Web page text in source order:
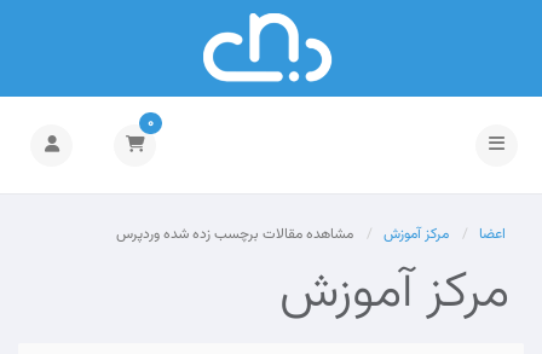
تغییر وضعیت ناوبری
0
اعضا مرکز آموزش مشاهده مقالات برچسب زده شده وردپرس
مرکز آموزش